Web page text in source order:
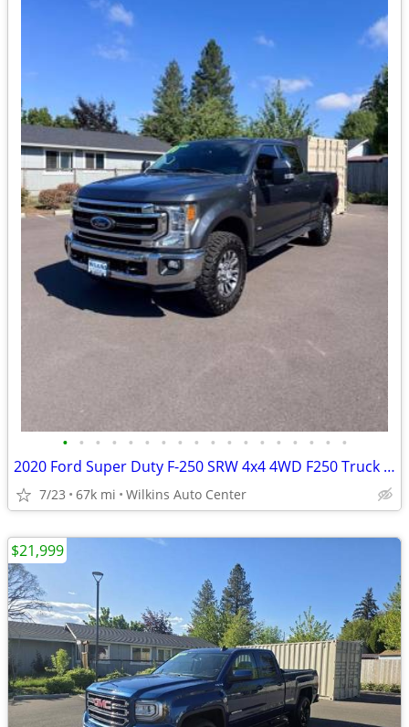
• • • • • • • • • • • • • • • • • •
2020 Ford Super Duty F-250 SRW 4x4 4WD F250 Truck XL Crew Cab 6.75 Box Crew Pic
7/23 67k mi Wilkins Auto Center
$21,999